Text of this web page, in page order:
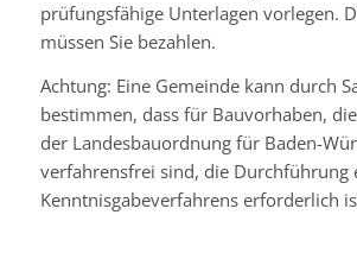
prüfungsfähige Unterlagen vorlegen.
müssen Sie bezahlen.
Achtung: Eine Gemeinde kann durch
bestimmen, dass für Bauvorhaben,
der Landesbauordnung für Baden-
verfahrensfrei sind, die Durchführung
Kenntnisgabeverfahrens erforderlich